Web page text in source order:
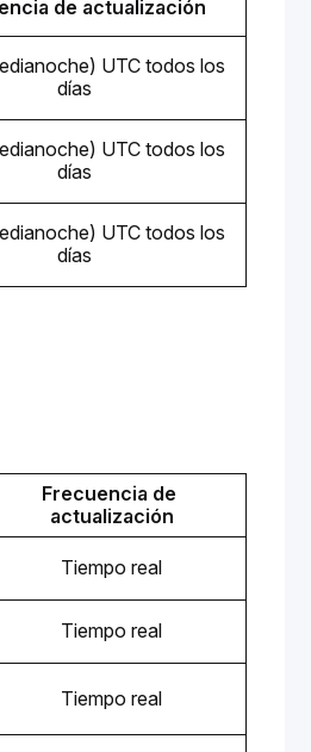
de actualización
UTC todos los
días
UTC todos los
días
UTC todos los
días
Frecuencia de
actualización
Tiempo real
Tiempo real
Tiempo real